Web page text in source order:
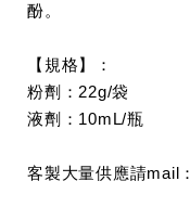
酚。
【規格】：
粉劑：22g/袋
液劑：10mL/瓶
客製大量供應請mail：